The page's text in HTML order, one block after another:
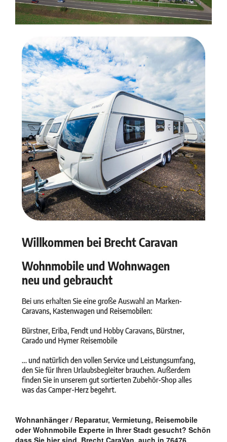
Wohnanhänger / Reparatur, Vermietung, Reisemobile
oder Wohnmobile Experte in Ihrer Stadt gesucht? Schön